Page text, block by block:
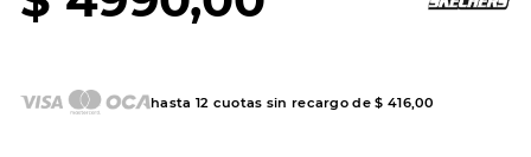
hasta 12 cuotas sin recargo de$ 416,00